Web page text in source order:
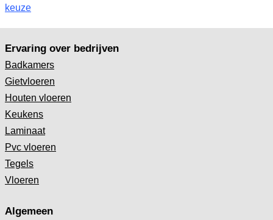
keuze
Ervaring over bedrijven
Badkamers
Gietvloeren
Houten vloeren
Keukens
Laminaat
Pvc vloeren
Tegels
Vloeren
Algemeen